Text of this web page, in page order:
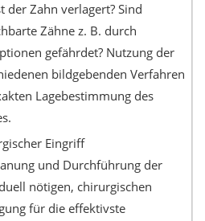
der Zahn verlagert? Sind
Zähne z. B. durch
gefährdet? Nutzung der
bildgebenden Verfahren
Lagebestimmung des
Eingriff
und Durchführung der
nötigen, chirurgischen
für die effektivste